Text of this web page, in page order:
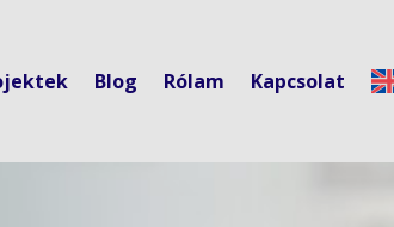
Blog Rólam Kapcsolat